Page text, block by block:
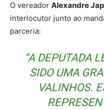
O vereador Alexandre
interlocutor junto ao
parceria:
“A DEPUTADA
SIDO UMA
VALINHOS.